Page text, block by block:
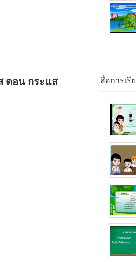
ตอน กระแส
สื่อการเรี